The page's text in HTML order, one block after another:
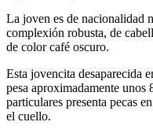
La joven es de nacionalidad
complexión robusta, de
de color café oscuro.
Esta jovencita desaparecida
pesa aproximadamente unos
particulares presenta pecas
el cuello.